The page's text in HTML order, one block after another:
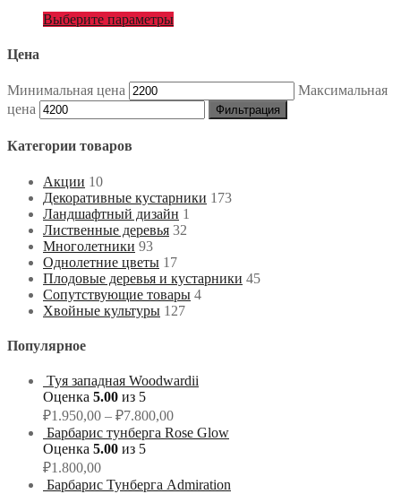
Выберите параметры
Цена
Минимальная цена
Максимальная
цена
Фильтрация
Категории товаров
Акции 10
Декоративные кустарники 173
Ландшафтный дизайн 1
Лиственные деревья 32
Многолетники 93
Однолетние цветы 17
Плодовые деревья и кустарники 45
Сопутствующие товары 4
Хвойные культуры 127
Популярное
Туя западная Woodwardii
Оценка 5.00 из 5
₽1.950,00 – ₽7.800,00
Барбарис тунберга Rose Glow
Оценка 5.00 из 5
₽1.800,00
Барбарис Тунберга Admiration